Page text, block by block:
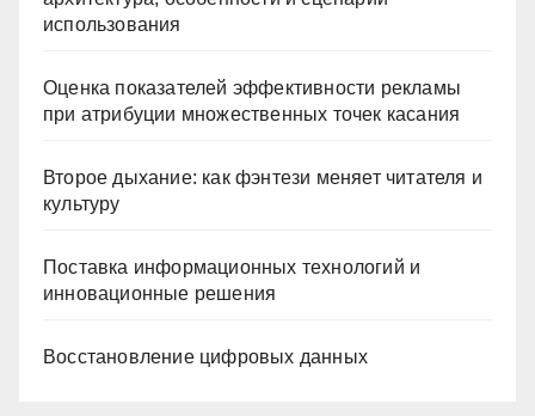
использования
Оценка показателей эффективности рекламы
при атрибуции множественных точек касания
Второе дыхание: как фэнтези меняет читателя и
культуру
Поставка информационных технологий и
инновационные решения
Восстановление цифровых данных